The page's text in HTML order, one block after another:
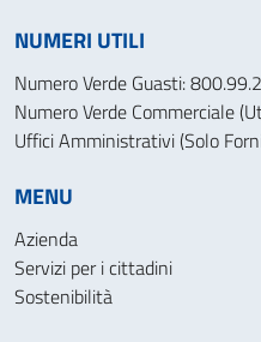
NUMERI UTILI
Numero Verde Guasti:
Numero Verde Commerciale
Uffici Amministrativi (Solo
MENU
Azienda
Servizi per i cittadini
Sostenibilità